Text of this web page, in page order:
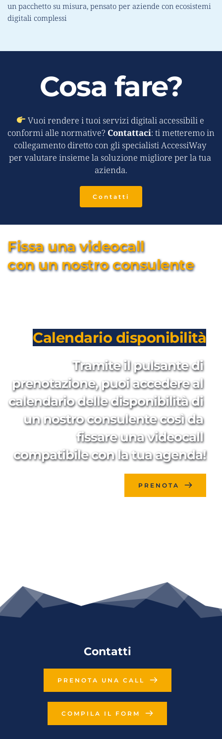
un pacchetto su misura, pensato per aziende con ecosistemi
digitali complessi
Cosa fare?
Vuoi rendere i tuoi servizi digitali accessibili e
conformi alle normative? Contattaci: ti metteremo in
collegamento diretto con gli specialisti AccessiWay
per valutare insieme la soluzione migliore per la tua
azienda.
Contatti
Fissa una videocall
con un nostro consulente
Calendario disponibilità
Tramite il pulsante di
prenotazione, puoi accedere al
calendario delle disponibilità di
un nostro consulente così da
fissare una videocall
compatibile con la tua agenda!
PRENOTA
Contatti
PRENOTA UNA CALL
COMPILA IL FORM